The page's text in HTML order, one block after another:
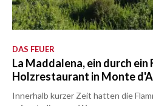
DAS FEUER
La Maddalena, ein durch
Holzrestaurant in Monte
Innerhalb kurzer Zeit hatten die